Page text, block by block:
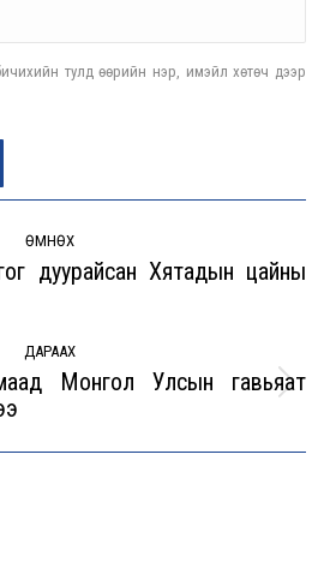
тулд өөрийн нэр, имэйл хөтөч дээр
ӨМНӨХ
Previous
дуурайсан Хятадын цайны
ДАРААХ
Next
Монгол Улсын гавьяат